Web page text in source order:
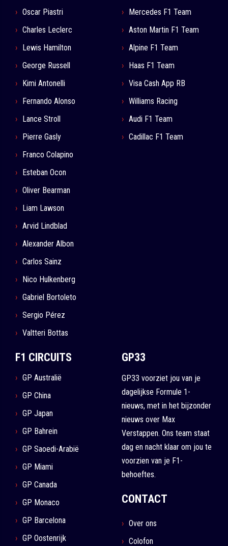
Oscar Piastri
Charles Leclerc
Lewis Hamilton
George Russell
Kimi Antonelli
Fernando Alonso
Lance Stroll
Pierre Gasly
Franco Colapino
Esteban Ocon
Oliver Bearman
Liam Lawson
Arvid Lindblad
Alexander Albon
Carlos Sainz
Nico Hulkenberg
Gabriel Bortoleto
Sergio Pérez
Valtteri Bottas
Mercedes F1 Team
Aston Martin F1 Team
Alpine F1 Team
Haas F1 Team
Visa Cash App RB
Williams Racing
Audi F1 Team
Cadillac F1 Team
F1 CIRCUITS
GP Australië
GP China
GP Japan
GP Bahrein
GP Saoedi-Arabië
GP Miami
GP Canada
GP Monaco
GP Barcelona
GP Oostenrijk
GP33
GP33 voorziet jou van je
dagelijkse Formule 1-
nieuws, met in het bijzonder
nieuws over Max
Verstappen. Ons team staat
dag en nacht klaar om jou te
voorzien van je F1-
behoeftes.
CONTACT
Over ons
Colofon